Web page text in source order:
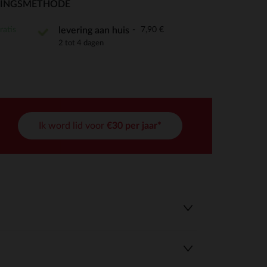
aan te passen en te beheren, en zorgt ervoor dat aan
levering aan huis 7,90 €
2 tot 4 dagen
Ik word lid voor €30 per jaar*